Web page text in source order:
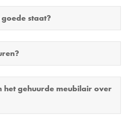
staat?
het gehuurde meubilair over